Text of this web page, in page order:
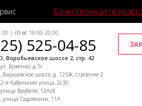
Качественная
| сб-вс 10:00-20:00
525-04-85
Воробьевское шоссе 2, стр. 42
Боженко, д.5г
шоссе, д. 125Ж, строение 2
я Кабельная улица, 2с30
Врубеля, 13Ас8
Садовники, 11А